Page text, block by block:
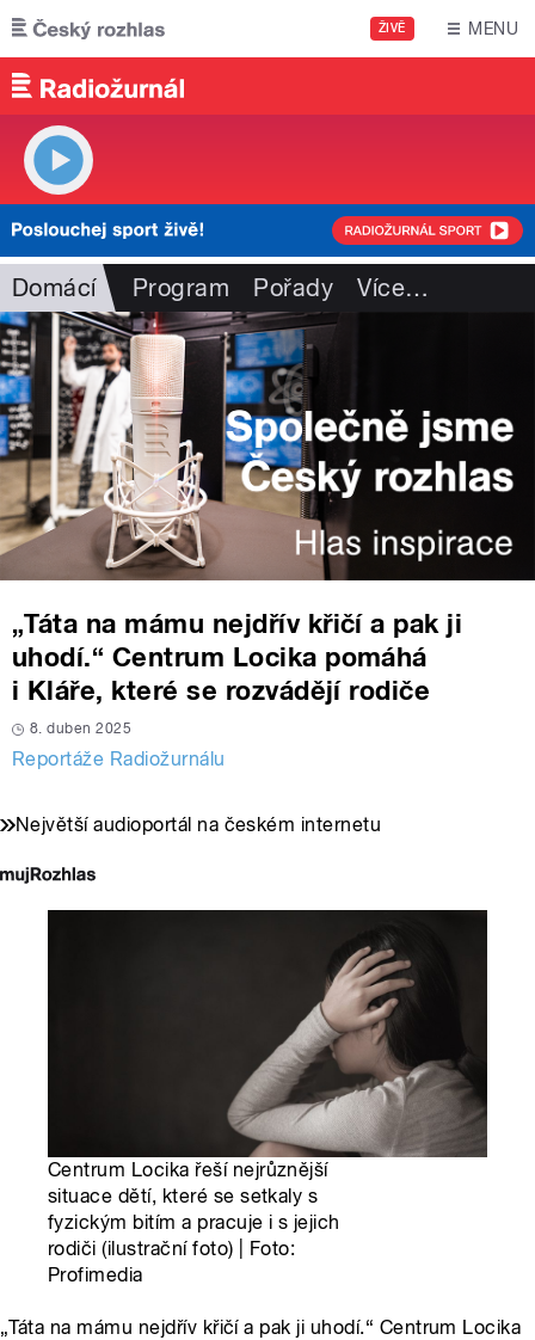
Přejít k hlavnímu obsahu
ŽIVĚ MENU
Domácí Program Pořady Více…
„Táta na mámu nejdřív křičí a pak ji
uhodí.“ Centrum Locika pomáhá
i Kláře, které se rozvádějí rodiče
8. duben 2025
Reportáže Radiožurnálu
Největší audioportál na českém internetu
Centrum Locika řeší nejrůznější
situace dětí, které se setkaly s
fyzickým bitím a pracuje i s jejich
rodiči (ilustrační foto) | Foto:
Profimedia
„Táta na mámu nejdřív křičí a pak ji uhodí.“ Centrum Locika